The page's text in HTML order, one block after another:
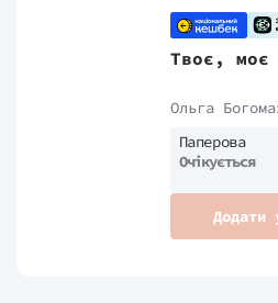
Твоє, моє
Ольга
Паперова
Очікується
Додати